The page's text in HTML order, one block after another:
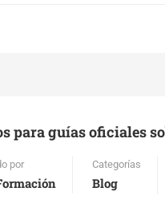
para guías oficiales
por Categorías
Blog